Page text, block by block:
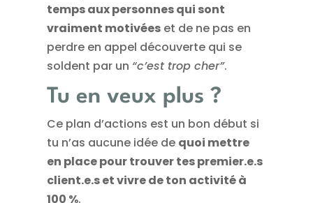
temps aux personnes qui sont
vraiment motivées et de ne pas en
perdre en appel découverte qui se
soldent par un “c’est trop cher”.
Tu en veux plus ?
Ce plan d’actions est un bon début si
tu n’as aucune idée de quoi mettre
en place pour trouver tes premier.e.s
client.e.s et vivre de ton activité à
100 %.